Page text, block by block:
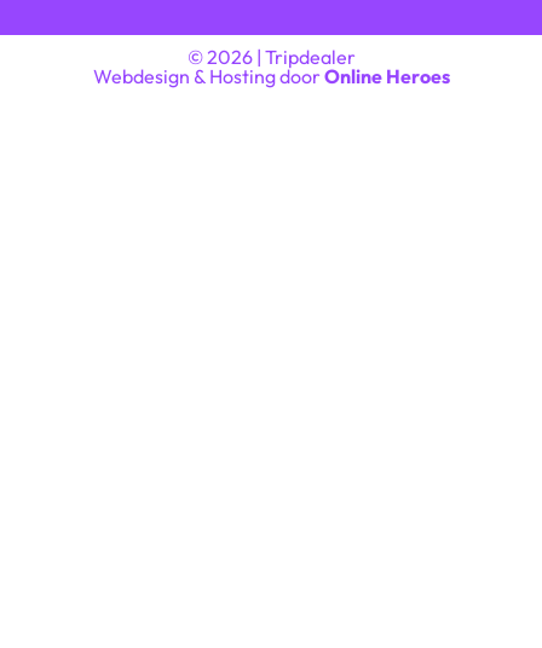
© 2026 | Tripdealer
Webdesign & Hosting doorOnline Heroes